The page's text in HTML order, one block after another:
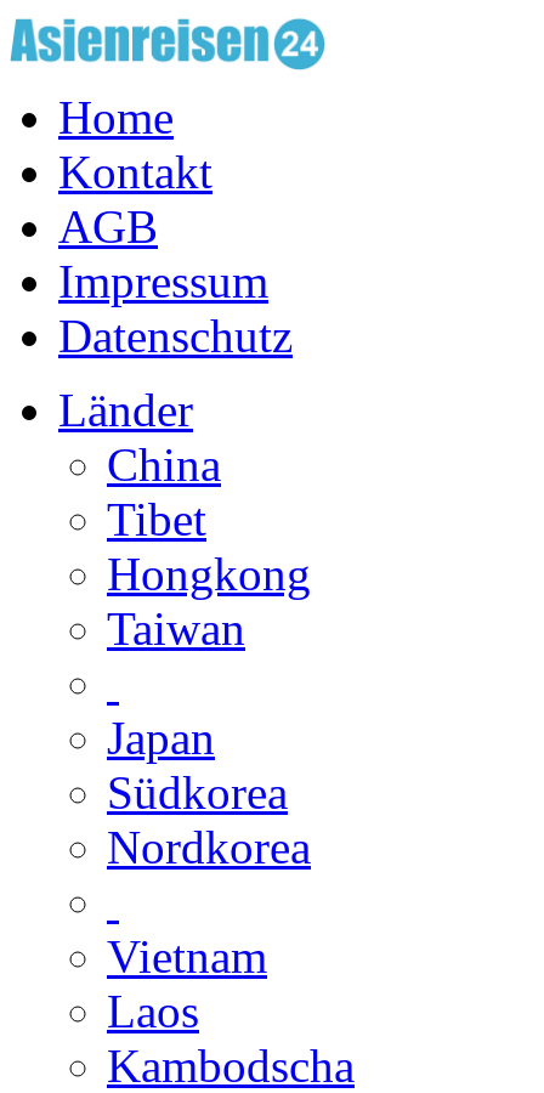
Home
Kontakt
AGB
Impressum
Datenschutz
Länder
China
Tibet
Hongkong
Taiwan
Japan
Südkorea
Nordkorea
Vietnam
Laos
Kambodscha